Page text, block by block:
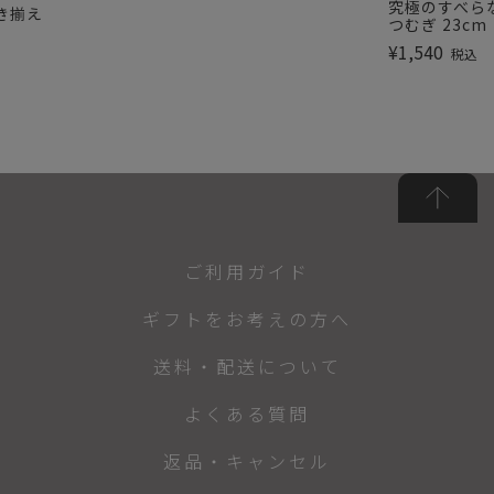
揃え
究極のすべら
つむぎ 23cm
¥1,540 税込
ご利用ガイド
ギフトをお考えの方へ
送料・配送について
よくある質問
返品・キャンセル